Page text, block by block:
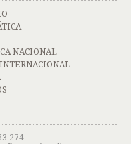
NACIONAL
274